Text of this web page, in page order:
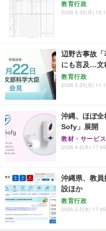
教育行政
2026.5.25(月)
辺野古事故
にも言及…文
教育行政
2026.5.25(月)
沖縄、ほぼ
Sofy」展開
教材・サービス
2026.4.2(木) 17:45
沖縄県、教
設ほか
教育行政
2026.2.5(木) 17:45